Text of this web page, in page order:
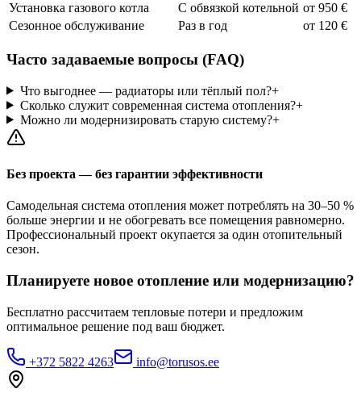
Установка газового котла
С обвязкой котельной от 950 €
Сезонное обслуживание
Раз в год от 120 €
Часто задаваемые вопросы (FAQ)
Что выгоднее — радиаторы или тёплый пол?+
Сколько служит современная система отопления?+
Можно ли модернизировать старую систему?+
Без проекта — без гарантии эффективности
Самодельная система отопления может потреблять на 30–50 %
больше энергии и не обогревать все помещения равномерно.
Профессиональный проект окупается за один отопительный
сезон.
Планируете новое отопление или модернизацию?
Бесплатно рассчитаем тепловые потери и предложим
оптимальное решение под ваш бюджет.
+372 5822 4263 info@torusos.ee